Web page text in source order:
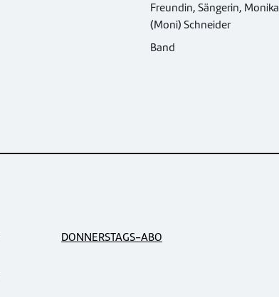
Freundin, Sängerin, Monika
(Moni) Schneider
Band
DONNERSTAGS-ABO